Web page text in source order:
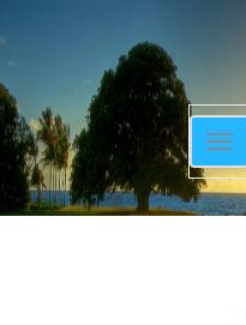
Toggle
navigation